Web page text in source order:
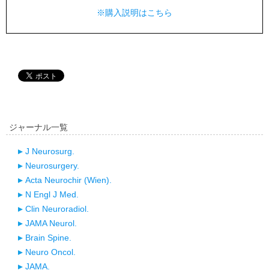
※購入説明はこちら
ジャーナル一覧
J Neurosurg.
Neurosurgery.
Acta Neurochir (Wien).
N Engl J Med.
Clin Neuroradiol.
JAMA Neurol.
Brain Spine.
Neuro Oncol.
JAMA.